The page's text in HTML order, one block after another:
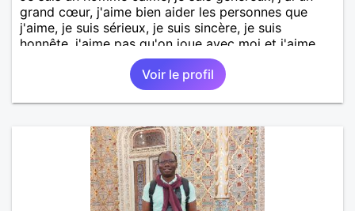
grand cœur, j'aime bien aider les personnes que
j'aime, je suis sérieux, je suis sincère, je suis
honnête, j'aime pas qu'on joue avec moi et j'aime
pas les mensonges. Je cherche une relation
amoureuse et sérieuse.Voir le profil